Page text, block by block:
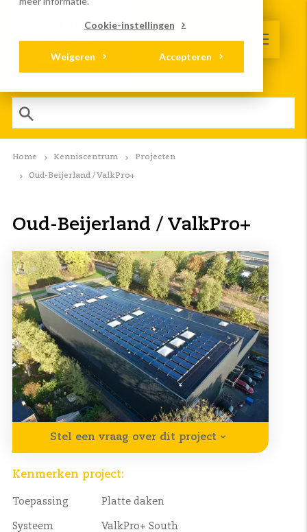
Cookie-instellingen
Accepteren
Weigeren
Home Kenniscentrum Projecten
Oud-Beijerland / ValkPro+
Oud-Beijerland / ValkPro+
Stel een vraag over dit project
Kenmerken project:
Toepassing Platte daken
Systeem ValkPro+ South